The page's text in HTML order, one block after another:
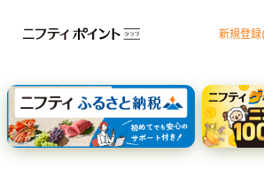
新規登
dカード 九州カードNEXT JCB ORIGINAL
三井住友カード ゴールド（NL）（家族カード発
【実質初月無料】DMM | Disney+(ディズニープ